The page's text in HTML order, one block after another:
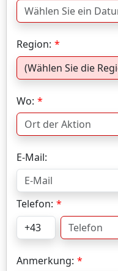
Region:
Wo:
E-Mail:
Telefon:
Anmerkung: